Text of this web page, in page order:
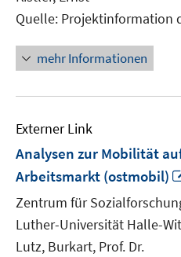
Quelle: Projektinformation
mehr Informationen
Externer Link
Analysen zur Mobilität
Arbeitsmarkt (ostmobil)
Zentrum für
Luther-Universität Halle-
Lutz, Burkart, Prof. Dr.